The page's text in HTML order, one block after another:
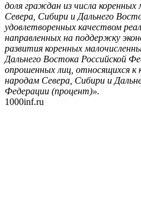
доля граждан из числа коренных
Севера, Сибири и Дальнего
удовлетворенных качеством
направленных на поддержку
развития коренных
Дальнего Востока Российской
опрошенных лиц, относящихся к
народам Севера, Сибири и
Федерации (процент)».
1000inf.ru